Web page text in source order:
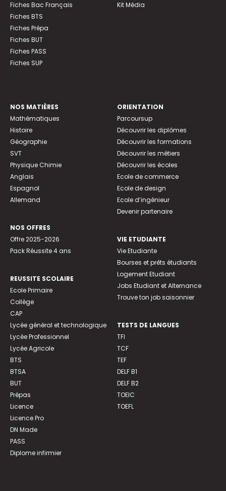
Fiches Bac Français
Fiches BTS
Fiches Prépa
Fiches BUT
Fiches PASS
Fiches SUP
Kit Média
NOS MATIÈRES
Mathématiques
Histoire
Géographie
SVT
Physique Chimie
Anglais
Espagnol
Allemand
NOS OFFRES
Offre 2025-2026
Pack Réussite 4 ans
REUSSITE SCOLAIRE
Ecole Primaire
Collège
CAP
Lycée général et technologique
Lycée Professionnel
Lycée Agricole
BTS
BTSA
BUT
Prépas
Licence
Licence Pro
DN Made
PASS
Diplome infirmier
ORIENTATION
Parcoursup
Découvrir les diplômes
Découvrir les formations
Découvrir les métiers
Découvrir les écoles
Ecole de commerce
Ecole de design
Ecole d’ingénieur
Devenir partenaire
VIE ETUDIANTE
Vie Etudiante
Bourses et prêts étudiants
Logement Etudiant
Jobs Etudiant et Alternance
Trouve ton job saisonnier
TESTS DE LANGUES
TFI
TCF
TEF
DELF B1
DELF B2
TOEIC
TOEFL